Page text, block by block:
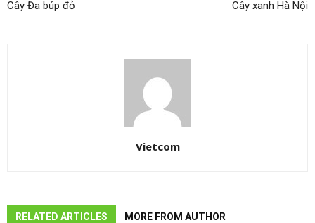
Cây Đa búp đỏ Cây xanh Hà Nội
Vietcom
RELATED ARTICLES MORE FROM AUTHOR